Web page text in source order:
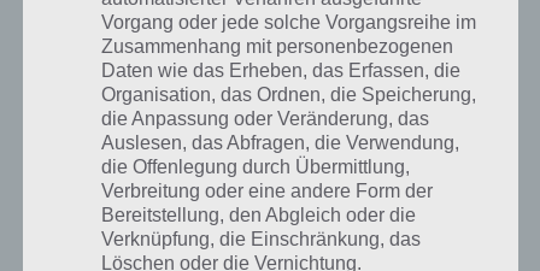
Weiter geht es mit der Lösung zu Level 98. Hier tippt man die 3
Kugeln links, oben undrechts an. Nun klickt man unten bei der Tür,
wo der Strich endet, sodass eine vierte Kugel erscheint. Nun
nochmal links die Kugel anklicken und die Tür öffnet sich
100 Doors of Revenge Level 99 Lösung
Die Lösung zu Level 99 von 100 Doors of Revenge ist etwas
Vorgang oder jede solche Vorgangsreihe im
Zusammenhang mit personenbezogenen
Daten wie das Erheben, das Erfassen, die
Organisation, das Ordnen, die Speicherung,
die Anpassung oder Veränderung, das
Auslesen, das Abfragen, die Verwendung,
die Offenlegung durch Übermittlung,
Verbreitung oder eine andere Form der
Bereitstellung, den Abgleich oder die
Verknüpfung, die Einschränkung, das
Löschen oder die Vernichtung.